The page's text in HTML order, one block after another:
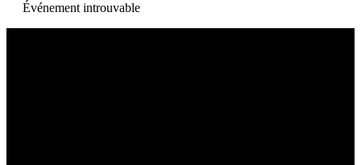
Événement introuvable